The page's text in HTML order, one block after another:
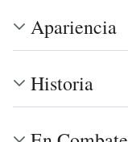
Apariencia
Historia